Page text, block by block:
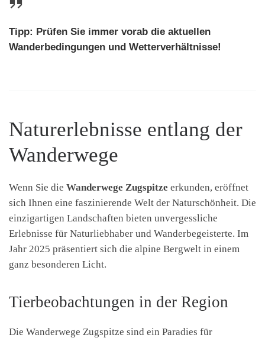
Tipp: Prüfen Sie immer vorab die aktuellen
Wanderbedingungen und Wetterverhältnisse!
Naturerlebnisse entlang der
Wanderwege
Wenn Sie die Wanderwege Zugspitze erkunden, eröffnet
sich Ihnen eine faszinierende Welt der Naturschönheit. Die
einzigartigen Landschaften bieten unvergessliche
Erlebnisse für Naturliebhaber und Wanderbegeisterte. Im
Jahr 2025 präsentiert sich die alpine Bergwelt in einem
ganz besonderen Licht.
Tierbeobachtungen in der Region
Die Wanderwege Zugspitze sind ein Paradies für